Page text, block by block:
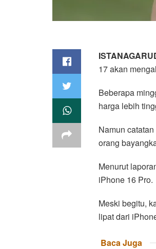
17 akan
Beberapa
harga lebih
Namun
orang
Menurut
iPhone 16 Pro.
Meski begitu,
lipat dari
Baca Juga